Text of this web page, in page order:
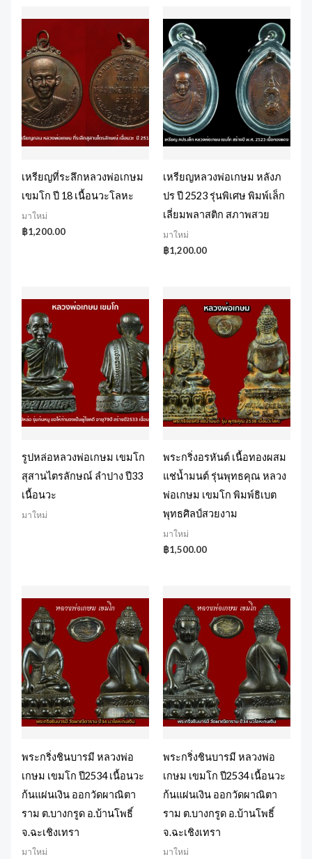
เหรียญที่ระลึกหลวงพ่อเกษม
เขมโก ปี 18 เนื้อนวะโลหะ
มาใหม่
฿1,200.00
เหรียญหลวงพ่อเกษม หลังภ
ปร ปี 2523 รุ่นพิเศษ พิมพ์เล็ก
เลี่ยมพลาสติก สภาพสวย
มาใหม่
฿1,200.00
รูปหล่อหลวงพ่อเกษม เขมโก
สุสานไตรลักษณ์ ลำปาง ปี33
เนื้อนวะ
มาใหม่
พระกริ่งอรหันต์ เนื้อทองผสม
แช่น้ำมนต์ รุ่นพุทธคุณ หลวง
พ่อเกษม เขมโก พิมพ์ธิเบต
พุทธศิลป์สวยงาม
มาใหม่
฿1,500.00
พระกริ่งชินบารมี หลวงพ่อ
เกษม เขมโก ปี2534 เนื้อนวะ
ก้นแผ่นเงิน ออกวัดผาณิตา
ราม ต.บางกรูด อ.บ้านโพธิ์
จ.ฉะเชิงเทรา
มาใหม่
พระกริ่งชินบารมี หลวงพ่อ
เกษม เขมโก ปี2534 เนื้อนวะ
ก้นแผ่นเงิน ออกวัดผาณิตา
ราม ต.บางกรูด อ.บ้านโพธิ์
จ.ฉะเชิงเทรา
มาใหม่